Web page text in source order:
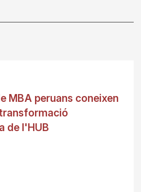
MBA peruans coneixen
de l'HUB